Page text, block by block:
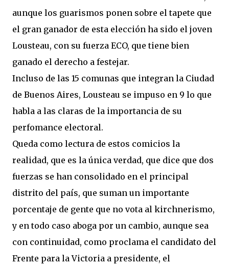
aunque los guarismos ponen sobre el tapete que
el gran ganador de esta elección ha sido el joven
Lousteau, con su fuerza ECO, que tiene bien
ganado el derecho a festejar.
Incluso de las 15 comunas que integran la Ciudad
de Buenos Aires, Lousteau se impuso en 9 lo que
habla a las claras de la importancia de su
perfomance electoral.
Queda como lectura de estos comicios la
realidad, que es la única verdad, que dice que dos
fuerzas se han consolidado en el principal
distrito del país, que suman un importante
porcentaje de gente que no vota al kirchnerismo,
y en todo caso aboga por un cambio, aunque sea
con continuidad, como proclama el candidato del
Frente para la Victoria a presidente, el